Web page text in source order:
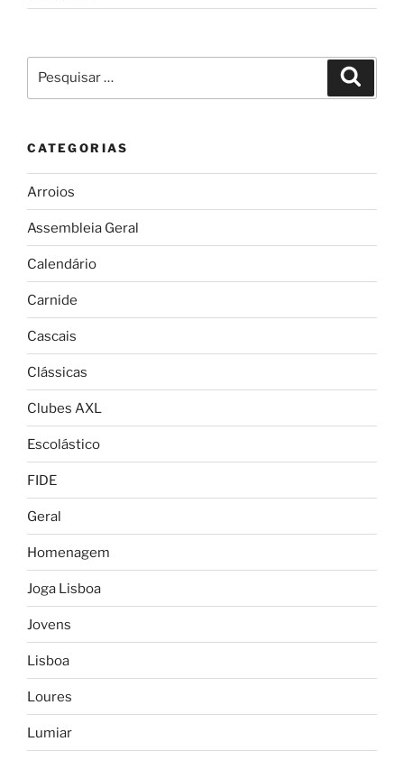
por:
CATEGORIAS
Arroios
Assembleia Geral
Calendário
Carnide
Cascais
Clássicas
Clubes AXL
Escolástico
FIDE
Geral
Homenagem
Joga Lisboa
Jovens
Lisboa
Loures
Lumiar